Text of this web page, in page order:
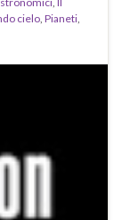
cielo, Pianeti,